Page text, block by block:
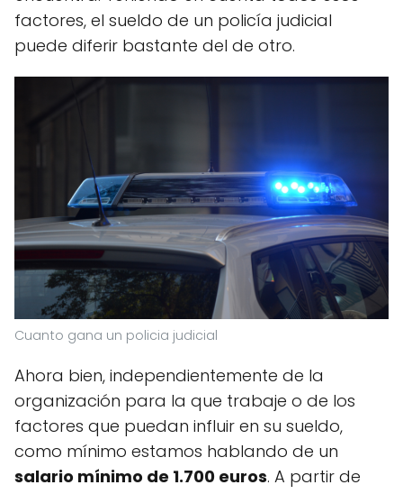
factores, el sueldo de un policía judicial
puede diferir bastante del de otro.
Cuanto gana un policia judicial
Ahora bien, independientemente de la
organización para la que trabaje o de los
factores que puedan influir en su sueldo,
como mínimo estamos hablando de un
salario mínimo de 1.700 euros. A partir de